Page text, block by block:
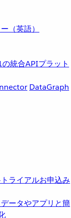
（英語）
統合APIプラット
DataGraph
ライアルお申込み
データやアプリと簡